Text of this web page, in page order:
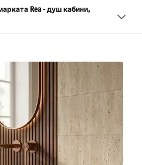
Rea - душ кабини,